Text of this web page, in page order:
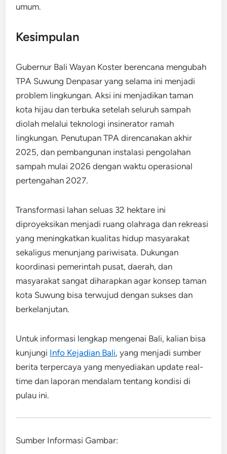
umum.
Kesimpulan
Gubernur Bali Wayan Koster berencana mengubah
TPA Suwung Denpasar yang selama ini menjadi
problem lingkungan. Aksi ini menjadikan taman
kota hijau dan terbuka setelah seluruh sampah
diolah melalui teknologi insinerator ramah
lingkungan. Penutupan TPA direncanakan akhir
2025, dan pembangunan instalasi pengolahan
sampah mulai 2026 dengan waktu operasional
pertengahan 2027.
Transformasi lahan seluas 32 hektare ini
diproyeksikan menjadi ruang olahraga dan rekreasi
yang meningkatkan kualitas hidup masyarakat
sekaligus menunjang pariwisata. Dukungan
koordinasi pemerintah pusat, daerah, dan
masyarakat sangat diharapkan agar konsep taman
kota Suwung bisa terwujud dengan sukses dan
berkelanjutan.
Untuk informasi lengkap mengenai Bali, kalian bisa
kunjungi Info Kejadian Bali, yang menjadi sumber
berita terpercaya yang menyediakan update real-
time dan laporan mendalam tentang kondisi di
pulau ini.
Sumber Informasi Gambar: